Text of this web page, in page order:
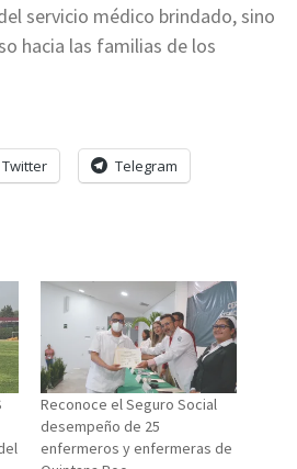
servicio médico brindado, sino
hacia las familias de los
Twitter Telegram
Reconoce el Seguro Social
desempeño de 25
enfermeros y enfermeras de